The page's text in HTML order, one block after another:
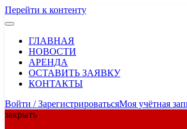
Перейти к контенту
ГЛАВНАЯ
НОВОСТИ
АРЕНДА
ОСТАВИТЬ ЗАЯВКУ
КОНТАКТЫ
Войти / ЗарегистрироватьсяМоя учётная
закрыть